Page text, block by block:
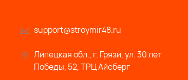
support@stroymir48.ru
Липецкая обл., г. Грязи, ул. 30 лет
Победы, 52, ТРЦ Айсберг